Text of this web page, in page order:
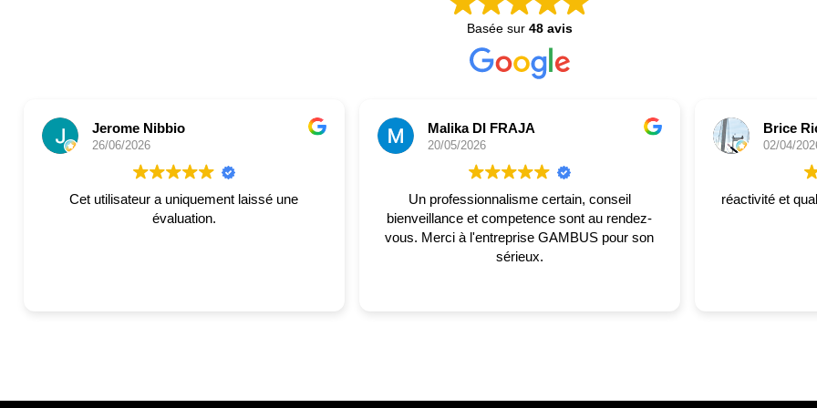
Basée sur 48 avis
Jerome Nibbio
26/06/2026
Cet utilisateur a uniquement laissé une
évaluation.
Malika DI FRAJA
20/05/2026
Un professionnalisme certain, conseil
bienveillance et competence sont au rendez-
vous. Merci à l'entreprise GAMBUS pour son
sérieux.
Brice
02/04/
réactivité et